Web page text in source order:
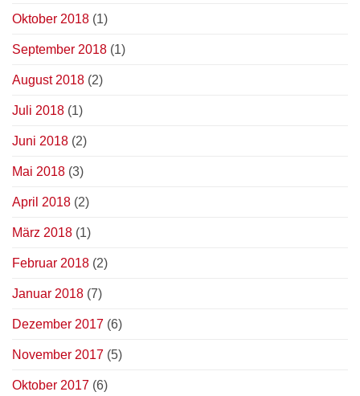
Oktober 2018 (1)
September 2018 (1)
August 2018 (2)
Juli 2018 (1)
Juni 2018 (2)
Mai 2018 (3)
April 2018 (2)
März 2018 (1)
Februar 2018 (2)
Januar 2018 (7)
Dezember 2017 (6)
November 2017 (5)
Oktober 2017 (6)